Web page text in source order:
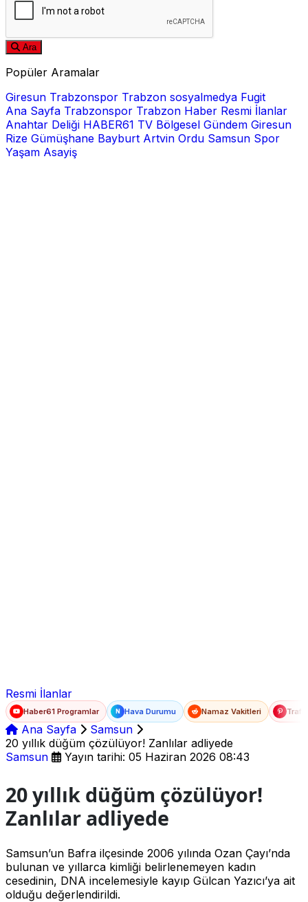
Ara
Popüler Aramalar
Giresun Trabzonspor Trabzon sosyalmedya Fugit
Ana Sayfa Trabzonspor Trabzon Haber Resmi İlanlar
Anahtar Deliği HABER61 TV Bölgesel Gündem Giresun
Rize Gümüşhane Bayburt Artvin Ordu Samsun Spor
Yaşam Asayiş
Resmi İlanlar
Haber61 Programlar N Hava Durumu Namaz Vakitleri
Ana Sayfa
Samsun
20 yıllık düğüm çözülüyor! Zanlılar adliyede
Samsun
Yayın tarihi: 05 Haziran 2026 08:43
20 yıllık düğüm çözülüyor!
Zanlılar adliyede
Samsun’un Bafra ilçesinde 2006 yılında Ozan Çayı’nda
bulunan ve yıllarca kimliği belirlenemeyen kadın
cesedinin, DNA incelemesiyle kayıp Gülcan Yazıcı’ya ait
olduğu değerlendirildi.